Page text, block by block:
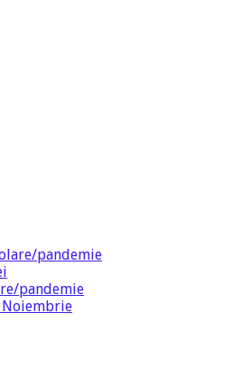
pandemie
pandemie
Noiembrie